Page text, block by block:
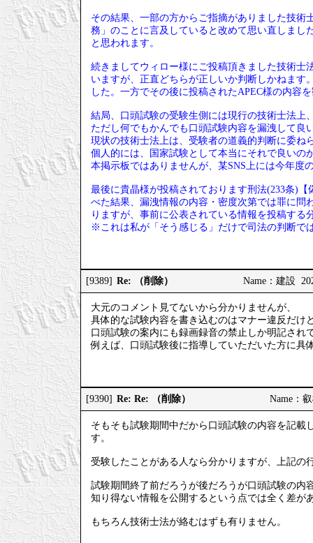
その結果、一部の方からご指摘がありました技術
務」のことに言及していると改めて思い直しまし
と思われます。
続きましてウィロー様にご投稿頂きました技術士
いますが、正直どちらが正しいか判断しかねま
した。一方でその後に投稿されたAPEC様の内容
結局、口頭試験の受験生側には現行の技術士法上
ただし何でもかんでも口頭試験内容を漏洩して良
現状の技術士法上は、受験者の道義的判断に委ね
個人的には、国家試験として本当にそれで良い
本掲示板ではありませんが、某SNS上には今年度
最後に貴晶様が投稿されております刑法(233条)
べた結果、漏洩情報の内容・密度次第では罪に問
りますが、事前に公表されている情報を投稿する
※これは私が「そう感じる」だけで司法の判断で
[9389] Re: （削除） Name：建設
大元のコメント見てないから分かりませんが、
具体的な試験内容を書き込むのはマナー違反だけ
口頭試験の案内にも録画録音の禁止しか明記され
例えば、口頭試験後に指導していただいた方に具
[9390] Re: Re: （削除） Name：
そもそも試験期間中だから口頭試験の内容を記
す。
受験したことがある人なら分かりますが、上記の
試験期間終了前だろうが後だろうが口頭試験の内
知り得ない情報を公開するという点では全く差が
もちろん技術士法が絡むはずも有りません。